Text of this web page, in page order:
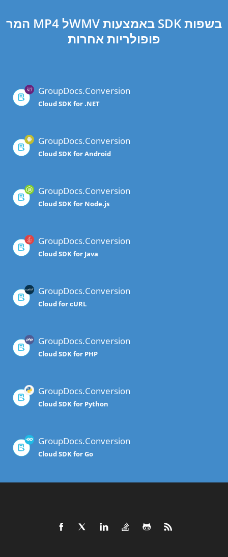
המר MP4 לWMV באמצעות SDK בשפות
פופולריות אחרות
GroupDocs.Conversion
Cloud SDK for .NET
GroupDocs.Conversion
Cloud SDK for Android
GroupDocs.Conversion
Cloud SDK for Node.js
GroupDocs.Conversion
Cloud SDK for Java
GroupDocs.Conversion
Cloud for cURL
GroupDocs.Conversion
Cloud SDK for PHP
GroupDocs.Conversion
Cloud SDK for Python
GroupDocs.Conversion
Cloud SDK for Go